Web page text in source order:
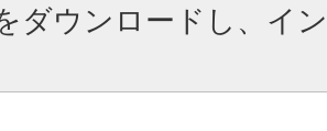
ダウンロードし、イ